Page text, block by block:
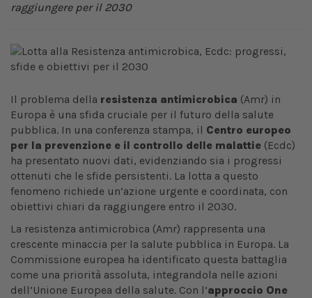
raggiungere per il 2030
Il problema della resistenza antimicrobica (Amr) in
Europa è una sfida cruciale per il futuro della salute
pubblica. In una conferenza stampa, il Centro europeo
per la prevenzione e il controllo delle malattie (Ecdc)
ha presentato nuovi dati, evidenziando sia i progressi
ottenuti che le sfide persistenti. La lotta a questo
fenomeno richiede un’azione urgente e coordinata, con
obiettivi chiari da raggiungere entro il 2030.
La resistenza antimicrobica (Amr) rappresenta una
crescente minaccia per la salute pubblica in Europa. La
Commissione europea ha identificato questa battaglia
come una priorità assoluta, integrandola nelle azioni
dell’Unione Europea della salute. Con l’approccio One